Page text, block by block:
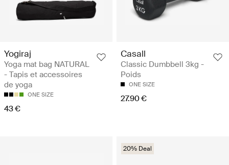
Yogiraj
Yoga mat bag NATURAL
- Tapis et accessoires
de yoga
ONE SIZE
43 €
Casall
Classic Dumbbell 3kg -
Poids
ONE SIZE
27.90 €
20% Deal